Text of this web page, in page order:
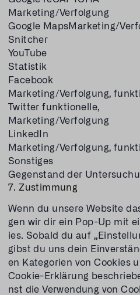
Marketing/Verfolgung
Google MapsMarketing/
Snitcher
YouTube
Statistik
Facebook
Marketing/Verfolgung,
Twitter funktionelle,
Marketing/Verfolgung
LinkedIn
Marketing/Verfolgung,
Sonstiges
Gegenstand der
7. Zustimmung
Wenn du unsere Website
gen wir dir ein Pop-Up mit
ies. Sobald du auf
gibst du uns dein
en Kategorien von Cookies
Cookie-Erklärung
nst die Verwendung von